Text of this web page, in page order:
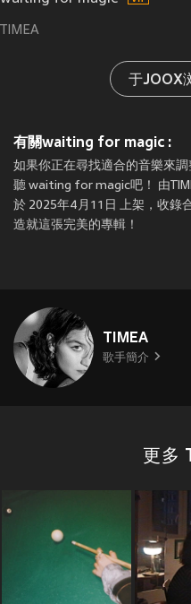
TIMEA
于JOOX
有關waiting for magic :
如果你正在尋找適合的音樂來
聽 waiting for magic吧！ 由
於 2025年4月11日 上架，收錄
造就這張完美的專輯！
TIMEA
歌手簡介
更多